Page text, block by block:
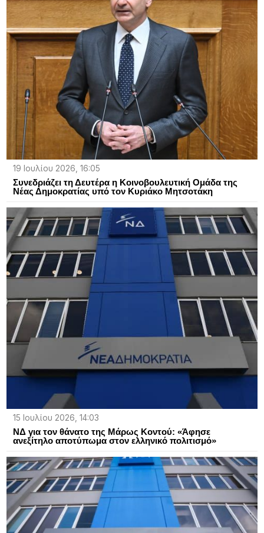
19 Ιουλίου 2026, 16:05
Συνεδριάζει τη Δευτέρα η Κοινοβουλευτική Ομάδα της
Νέας Δημοκρατίας υπό τον Κυριάκο Μητσοτάκη
15 Ιουλίου 2026, 14:03
ΝΔ για τον θάνατο της Μάρως Κοντού: «Άφησε
ανεξίτηλο αποτύπωμα στον ελληνικό πολιτισμό»